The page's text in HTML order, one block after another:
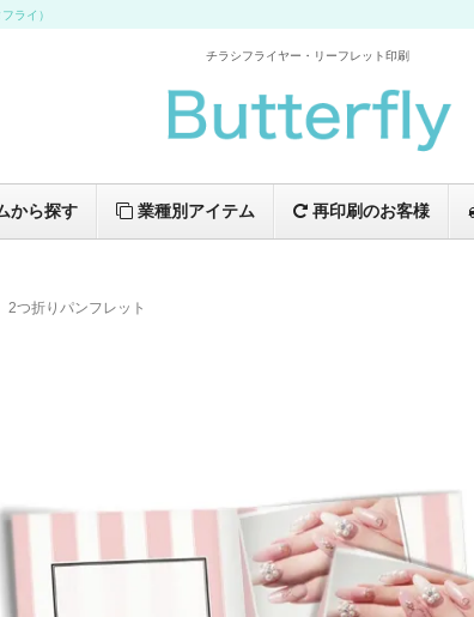
ライ）
チラシフライヤー・リーフレット印刷
から探す 業種別アイテム 再印刷のお客様
2つ折りパンフレット